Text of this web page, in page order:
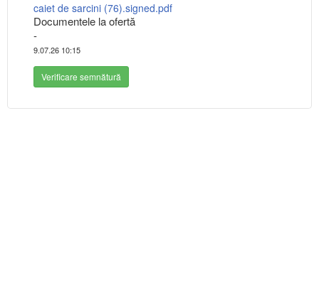
caiet de sarcini (76).signed.pdf
Documentele la ofertă
-
9.07.26 10:15
Verificare semnătură